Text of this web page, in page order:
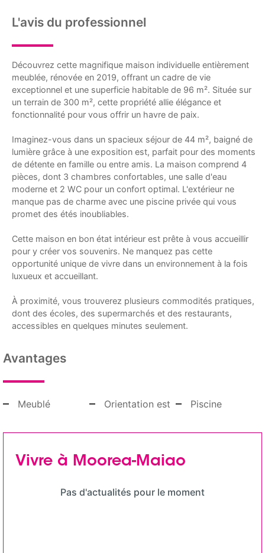
L'avis du professionnel
Découvrez cette magnifique maison individuelle entièrement
meublée, rénovée en 2019, offrant un cadre de vie
exceptionnel et une superficie habitable de 96 m². Située sur
un terrain de 300 m², cette propriété allie élégance et
fonctionnalité pour vous offrir un havre de paix.
Imaginez-vous dans un spacieux séjour de 44 m², baigné de
lumière grâce à une exposition est, parfait pour des moments
de détente en famille ou entre amis. La maison comprend 4
pièces, dont 3 chambres confortables, une salle d'eau
moderne et 2 WC pour un confort optimal. L'extérieur ne
manque pas de charme avec une piscine privée qui vous
promet des étés inoubliables.
Cette maison en bon état intérieur est prête à vous accueillir
pour y créer vos souvenirs. Ne manquez pas cette
opportunité unique de vivre dans un environnement à la fois
luxueux et accueillant.
À proximité, vous trouverez plusieurs commodités pratiques,
dont des écoles, des supermarchés et des restaurants,
accessibles en quelques minutes seulement.
Avantages
Meublé Orientation est Piscine
Vivre à Moorea-Maiao
Pas d'actualités pour le moment